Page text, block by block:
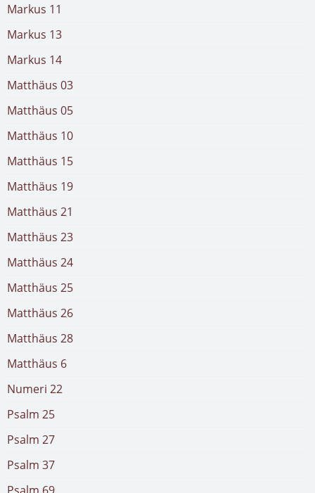
Markus 11
Markus 13
Markus 14
Matthäus 03
Matthäus 05
Matthäus 10
Matthäus 15
Matthäus 19
Matthäus 21
Matthäus 23
Matthäus 24
Matthäus 25
Matthäus 26
Matthäus 28
Matthäus 6
Numeri 22
Psalm 25
Psalm 27
Psalm 37